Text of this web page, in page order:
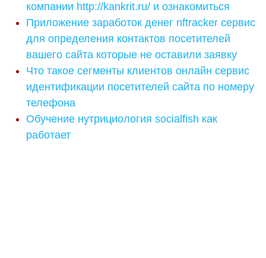
компании http://kankrit.ru/ и ознакомиться
Приложение заработок денег nftracker сервис
для определения контактов посетителей
вашего сайта которые не оставили заявку
Что такое сегменты клиентов онлайн сервис
идентификации посетителей сайта по номеру
телефона
Обучение нутрициология socialfish как
работает